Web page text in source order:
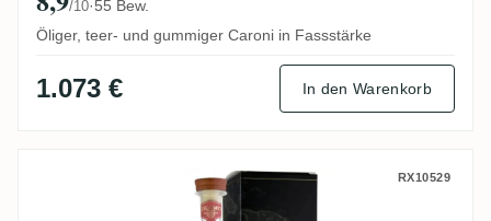
/10·55 Bew.
Öliger, teer- und gummiger Caroni in Fassstärke
1.073 € In den Warenkorb
Perola Caroni Bellamy's Reserve 1998
RX10529